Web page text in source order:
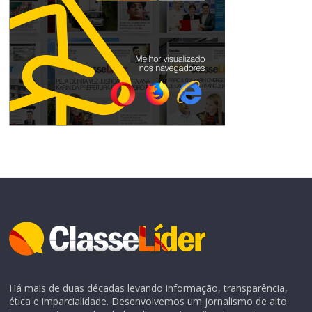
Há mais de duas décadas levando informação, transparência,
ética e imparcialidade. Desenvolvemos um jornalismo de alto